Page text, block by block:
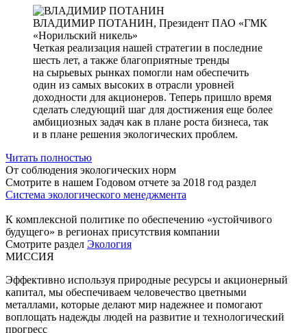
ВЛАДИМИР ПОТАНИН, Президент ПАО «ГМК
«Норильский никель»
Четкая реализация нашей стратегии в последние
шесть лет, а также благоприятные тренды
на сырьевых рынках помогли нам обеспечить
один из самых высоких в отрасли уровней
доходности для акционеров. Теперь пришло время
сделать следующий шаг для достижения еще более
амбициозных задач как в плане роста бизнеса, так
и в плане решения экологических проблем.
Читать полностью
От соблюдения экологических норм
Смотрите в нашем Годовом отчете за 2018 год раздел
Система экологического менеджмента
К комплексной политике по обеспечению «устойчивого
будущего» в регионах присутствия компании
Смотрите раздел Экология
МИССИЯ
Эффективно используя природные ресурсы и акционерный
капитал, мы обеспечиваем человечество цветными
металлами, которые делают мир надежнее и помогают
воплощать надежды людей на развитие и технологический
прогресс